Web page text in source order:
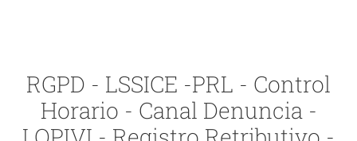
RGPD - LSSICE -PRL - Control
Horario - Canal Denuncia -